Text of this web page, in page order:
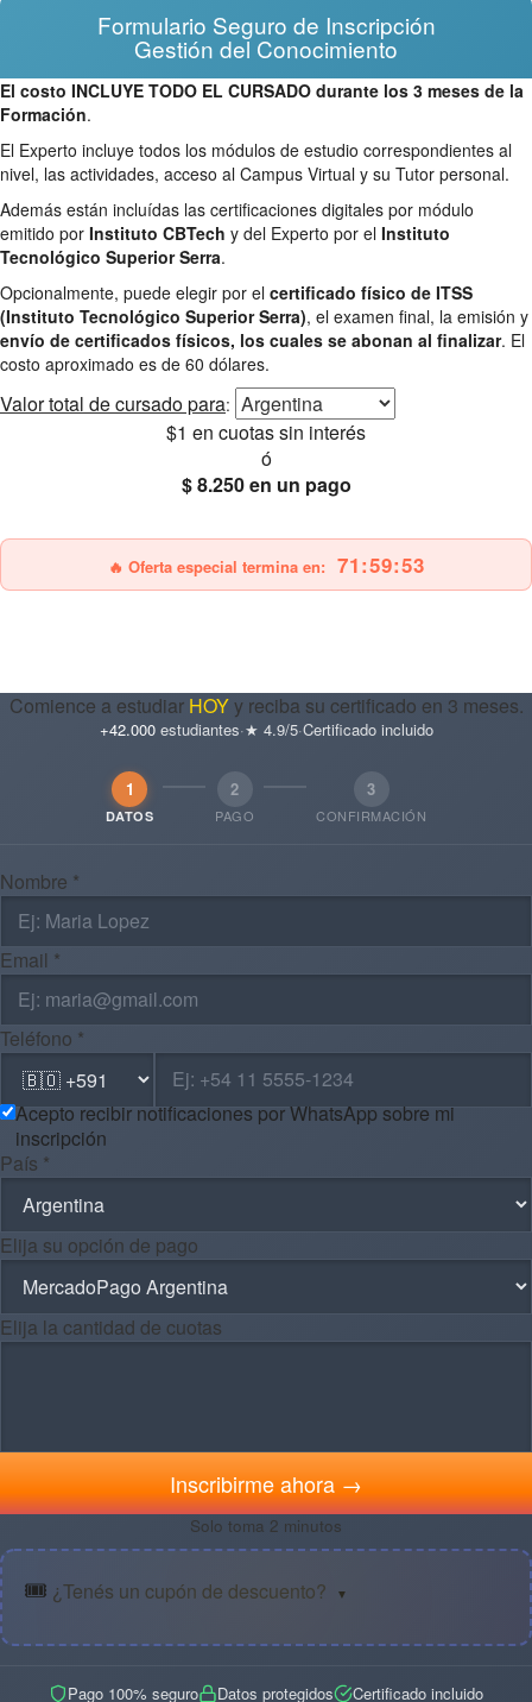
Formulario Seguro de Inscripción
Gestión del Conocimiento
El costo INCLUYE TODO EL CURSADO durante los 3 meses de la
Formación.
El Experto incluye todos los módulos de estudio correspondientes al
nivel, las actividades, acceso al Campus Virtual y su Tutor personal.
Además están incluídas las certificaciones digitales por módulo
emitido por Instituto CBTech y del Experto por el Instituto
Tecnológico Superior Serra.
Opcionalmente, puede elegir por el certificado físico de ITSS
(Instituto Tecnológico Superior Serra), el examen final, la emisión y
envío de certificados físicos, los cuales se abonan al finalizar. El
costo aproximado es de 60 dólares.
Valor total de cursado para:
$1 en cuotas sin interés
ó
$ 8.250en un pago
🔥 Oferta especial termina en: 71:59:52
Comience a estudiar HOYy reciba su certificado en 3 meses.
+42.000estudiantes·★ 4.9/5·Certificado incluido
1
DATOS
2
PAGO
3
CONFIRMACIÓN
Nombre *
Email *
Teléfono *
Acepto recibir notificaciones por WhatsApp sobre mi
inscripción
País *
Elija su opción de pago
Elija la cantidad de cuotas
Inscribirme ahora →
Solo toma 2 minutos
🎟️ ¿Tenés un cupón de descuento? ▼
Pago 100% seguro Datos protegidos Certificado incluido